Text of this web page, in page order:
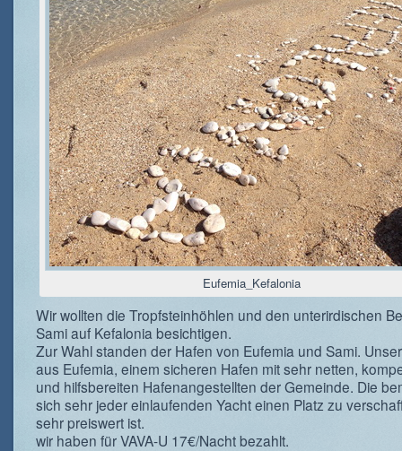
Eufemia_Kefalonia
Wir wollten die Tropfsteinhöhlen und den unterirdischen
Sami auf Kefalonia besichtigen.
Zur Wahl standen der Hafen von Eufemia und Sami.
aus Eufemia, einem sicheren Hafen mit sehr netten,
und hilfsbereiten Hafenangestellten der Gemeinde. Die
sich sehr jeder einlaufenden Yacht einen Platz zu
sehr preiswert ist.
wir haben für VAVA-U 17€/Nacht bezahlt.